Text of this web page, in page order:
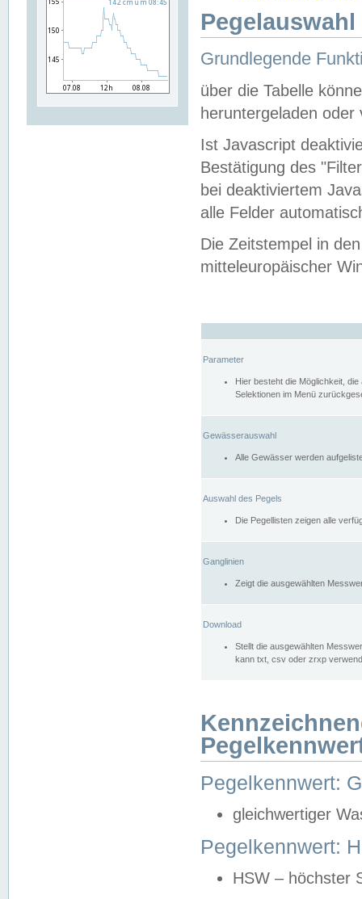
Grundlegende
über die Tabelle
heruntergeladen oder
Ist Javascript
Bestätigung des
bei deaktiviertem
alle Felder
Die Zeitstempel in
mitteleuropäischer
Parameter
Hier besteht die Möglichkeit,
Selektionen im Menü
Gewässerauswahl
Alle Gewässer werden
Auswahl des Pegels
Die Pegellisten zeigen alle
Ganglinien
Zeigt die ausgewählten
Download
Stellt die ausgewählten
kann txt, csv oder zrxp
Pegelkennwert:
gleichwertiger
Pegelkennwert:
HSW – höchster